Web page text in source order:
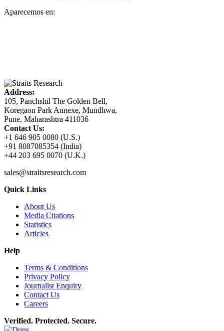
Aparecemos en:
Address:
105, Panchshil The Golden Bell,
Koregaon Park Annexe, Mundhwa,
Pune, Maharashtra 411036
Contact Us:
+1 646 905 0080 (U.S.)
+91 8087085354 (India)
+44 203 695 0070 (U.K.)
sales@straitsresearch.com
Quick Links
About Us
Media Citations
Statistics
Articles
Help
Terms & Conditions
Privacy Policy
Journalist Enquiry
Contact Us
Careers
Verified. Protected. Secure.